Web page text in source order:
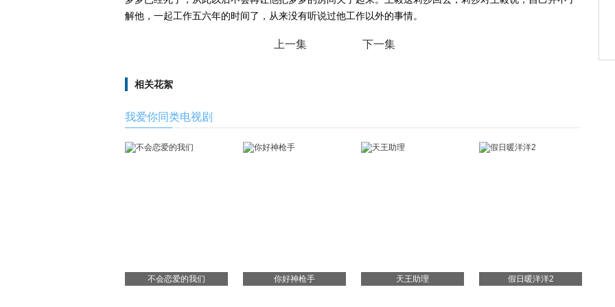
解他，一起工作五六年的时间了，从来没有听说过他工作以外的事情。
上一集 下一集
相关花絮
我爱你同类电视剧
不会恋爱的我们 你好神枪手 天王助理 假日暖洋洋2